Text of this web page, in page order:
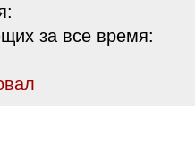
за все время: